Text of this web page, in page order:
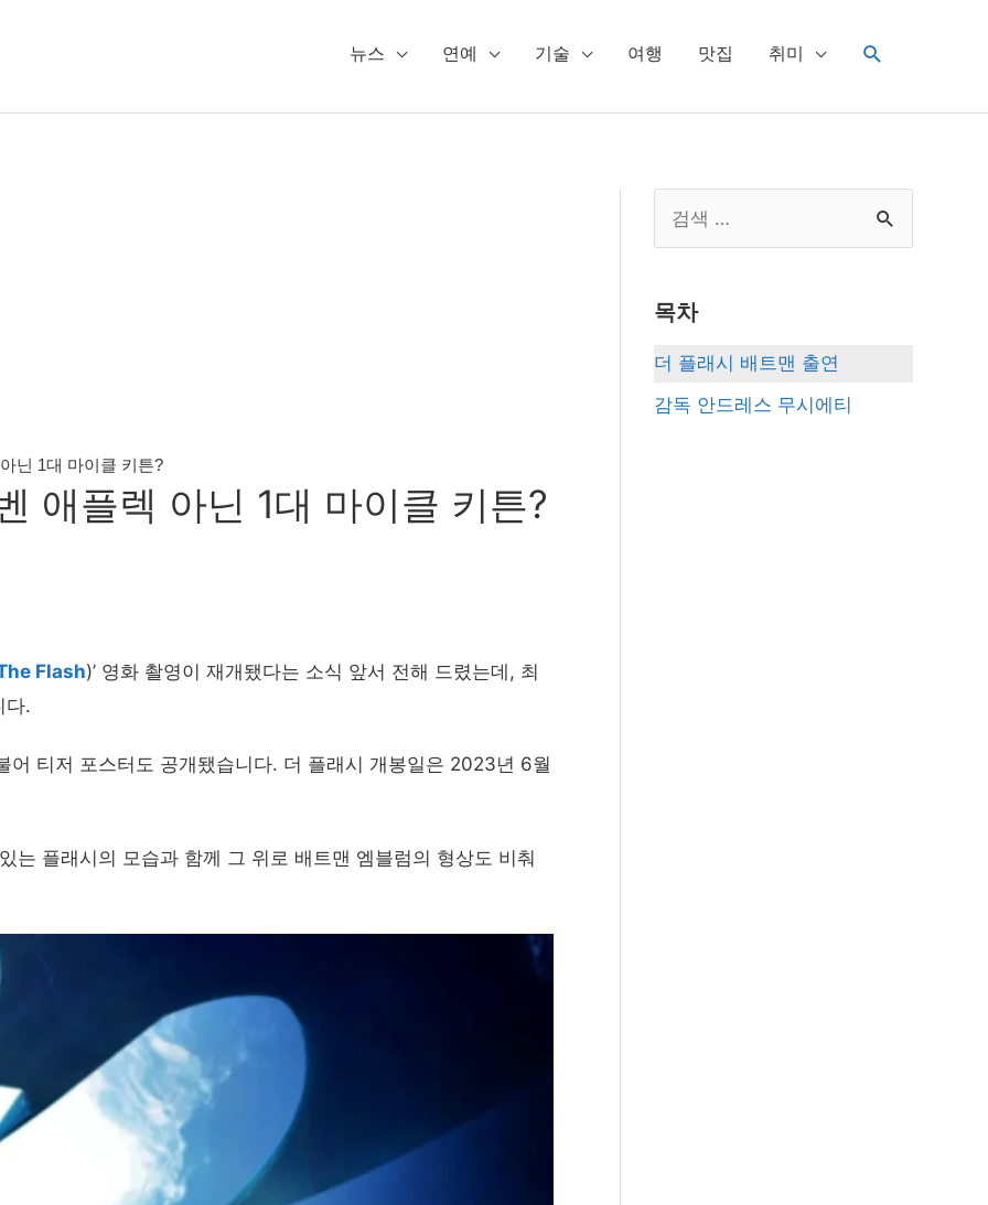
뉴스 연예 기술 여행 맛집 취미
검
닌 1대 마이클 키튼?
애플렉 아닌 1대 마이클 키튼?
Flash)’ 영화 촬영이 재개됐다는 소식 앞서 전해 드렸는데, 최
다.
티저 포스터도 공개됐습니다. 더 플래시 개봉일은 2023년 6월
는 플래시의 모습과 함께 그 위로 배트맨 엠블럼의 형상도 비춰
e
r
c
h
목차
더 플래시 배트맨 출연
감독 안드레스 무시에티